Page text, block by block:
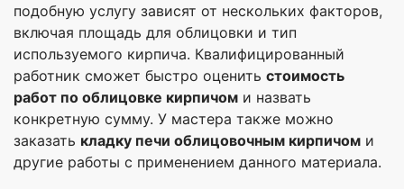
подобную услугу зависят от нескольких факторов,
включая площадь для облицовки и тип
используемого кирпича. Квалифицированный
работник сможет быстро оценить стоимость
работ по облицовке кирпичом и назвать
конкретную сумму. У мастера также можно
заказать кладку печи облицовочным кирпичом и
другие работы с применением данного материала.